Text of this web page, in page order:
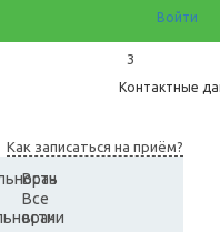
Войти
3
Контактные
Как записаться на приём?
Врач
Все
врачи